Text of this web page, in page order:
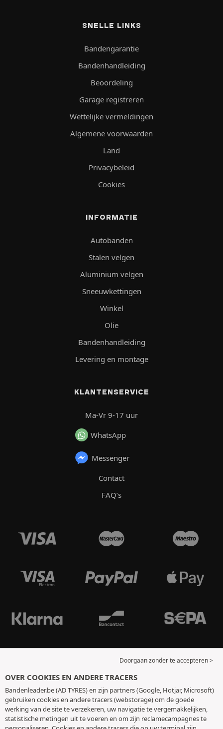
SNELLE LINKS
Bandengarantie
Bandenhandleiding
Beoordeling
Garage registreren
Wettelijke vermeldingen
Algemene voorwaarden
Land
Privacybeleid
Cookies
INFORMATIE
Autobanden
Stalen velgen
Aluminium velgen
Sneeuwkettingen
Winkel
Olie
Bandenhandleiding
Levering en montage
KLANTENSERVICE
Ma-Vr 9-17 uur
WhatsApp
Messenger
Contact
FAQ’s
Doorgaan zonder te accepteren >
OVER COOKIES EN ANDERE TRACERS
Bandenleader.be (AD TYRES) en zijn partners (Google, Hotjar, Microsoft)
gebruiken cookies en andere tracers (webstorage) om de goede
werking van de site te verzekeren, uw navigatie te vergemakkelijken,
statistische metingen uit te voeren en om zijn reclamecampagnes te